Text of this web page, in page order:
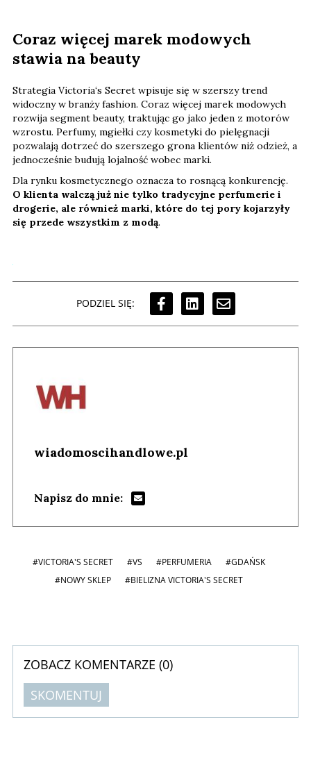
Coraz więcej marek modowych
stawia na beauty
Strategia Victoria‘s Secret wpisuje się w szerszy trend
widoczny w branży fashion. Coraz więcej marek modowych
rozwija segment beauty, traktując go jako jeden z motorów
wzrostu. Perfumy, mgiełki czy kosmetyki do pielęgnacji
pozwalają dotrzeć do szerszego grona klientów niż odzież, a
jednocześnie budują lojalność wobec marki.
Dla rynku kosmetycznego oznacza to rosnącą konkurencję.
O klienta walczą już nie tylko tradycyjne perfumerie i
drogerie, ale również marki, które do tej pory kojarzyły
się przede wszystkim z modą.
PODZIEL SIĘ:
wiadomoscihandlowe.pl
Napisz do mnie:
#VICTORIA'S SECRET #VS #PERFUMERIA
#GDAŃSK
#NOWY SKLEP
#BIELIZNA VICTORIA'S SECRET
ZOBACZ KOMENTARZE (0)
SKOMENTUJ